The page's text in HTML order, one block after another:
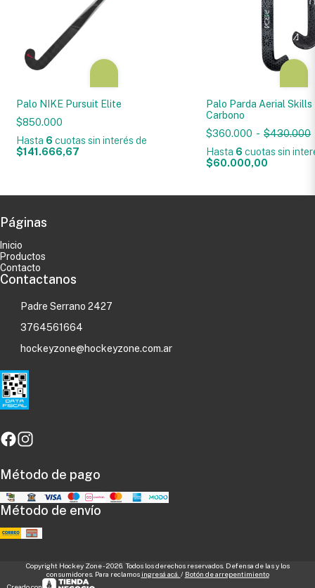
Palo NIKE Pursuit Elite
$850.000
Hasta 6 cuotas sin interés de
$141.666,67
Palo Parda Aerial
Carbono
$360.000 - $430.000
Hasta 6 cuotas sin
$60.000,00
Páginas
Inicio
Productos
Contacto
Contactanos
Padre Serrano 2427
3764561664
hockeyzone@hockeyzone.com.ar
Método de pago
Método de envío
Copyright Hockey Zone - 2026. Todos los derechos reservados. Defensa de las y los
consumidores. Para reclamos ingresá acá. / Botón de arrepentimiento